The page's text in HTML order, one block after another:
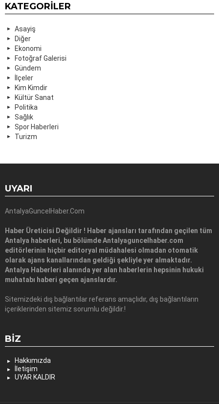
KATEGORILER
Asayiş
Diğer
Ekonomi
Fotoğraf Galerisi
Gündem
İlçeler
Kim Kimdir
Kültür Sanat
Politika
Sağlık
Spor Haberleri
Turizm
UYARI
AntalyaGuncelHaber.Com
Haber Üreticisi Değildir ! Haber ajansları tarafından geçilen tüm
Antalya haberleri, bu bölümde Antalyaguncelhaber.com
editörlerinin hiçbir editoryal müdahalesi olmadan otomatik
olarak ajans kanallarından geldiği şekliyle yer almaktadır.
Antalya Haberleri alanında yer alan haberlerin hepsinin hukuki
muhatabı haberi geçen ajanslardır.
Sitemizdeki dış bağlantılar referans amaçlıdır, dış bağlantıların
içeriklerinden sitemiz sorumlu değildir.!
BIZ
Hakkımızda
İletişim
UYAR KALDIR